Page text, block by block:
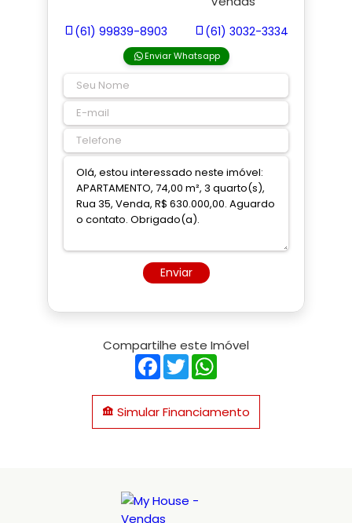
(61) 99839-8903 (61) 3032-3334
Enviar Whatsapp
Enviar
Compartilhe este Imóvel
Facebook
Twitter
Simular Financiamento